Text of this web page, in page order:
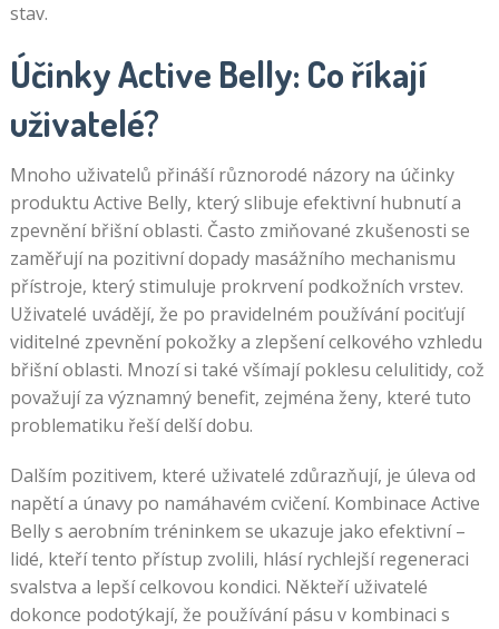
stav.
Účinky Active Belly: Co říkají
uživatelé?
Mnoho uživatelů přináší různorodé názory na účinky
produktu Active Belly, který slibuje efektivní hubnutí a
zpevnění břišní oblasti. Často zmiňované zkušenosti se
zaměřují na pozitivní dopady masážního mechanismu
přístroje, který stimuluje prokrvení podkožních vrstev.
Uživatelé uvádějí, že po pravidelném používání pociťují
viditelné zpevnění pokožky a zlepšení celkového vzhledu
břišní oblasti. Mnozí si také všímají poklesu celulitidy, což
považují za významný benefit, zejména ženy, které tuto
problematiku řeší delší dobu.
Dalším pozitivem, které uživatelé zdůrazňují, je úleva od
napětí a únavy po namáhavém cvičení. Kombinace Active
Belly s aerobním tréninkem se ukazuje jako efektivní –
lidé, kteří tento přístup zvolili, hlásí rychlejší regeneraci
svalstva a lepší celkovou kondici. Někteří uživatelé
dokonce podotýkají, že používání pásu v kombinaci s